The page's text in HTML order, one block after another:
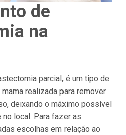
de
na
parcial, é um tipo de
realizada para remover
deixando o máximo possível
local. Para fazer as
escolhas em relação ao